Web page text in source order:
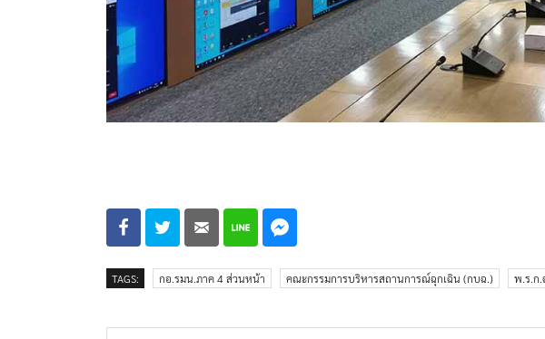
TAGS: กอ.รมน.ภาค 4 ส่วนหน้า คณะกรรมการบริหารสถานการณ์ฉุกเฉิน (กบฉ.) พ.ร.ก.